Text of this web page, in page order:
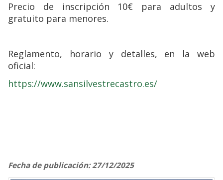
Precio de inscripción 10€ para adultos y
gratuito para menores.
Reglamento, horario y detalles, en la web
oficial:
https://www.sansilvestrecastro.es/
Fecha de publicación: 27/12/2025